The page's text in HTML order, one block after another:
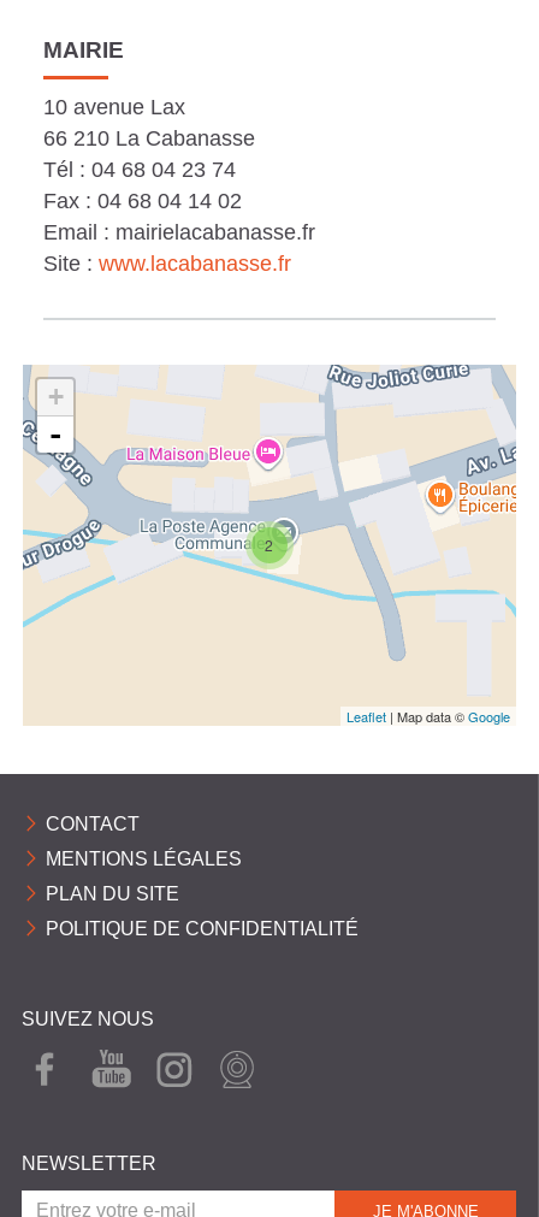
MAIRIE
10 avenue Lax
66 210 La Cabanasse
Tél : 04 68 04 23 74
Fax : 04 68 04 14 02
Email : mairielacabanasse.fr
Site :www.lacabanasse.fr
2
+
-
Leaflet | Map data ©Google
CONTACT
MENTIONS LÉGALES
PLAN DU SITE
POLITIQUE DE CONFIDENTIALITÉ
SUIVEZ NOUS
FAC
EBO
YOU
TUB
INST
AGR
WEB
CAM
NEWSLETTER